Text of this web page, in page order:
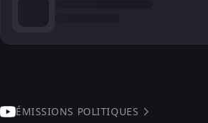
ÉMISSIONS POLITIQUES